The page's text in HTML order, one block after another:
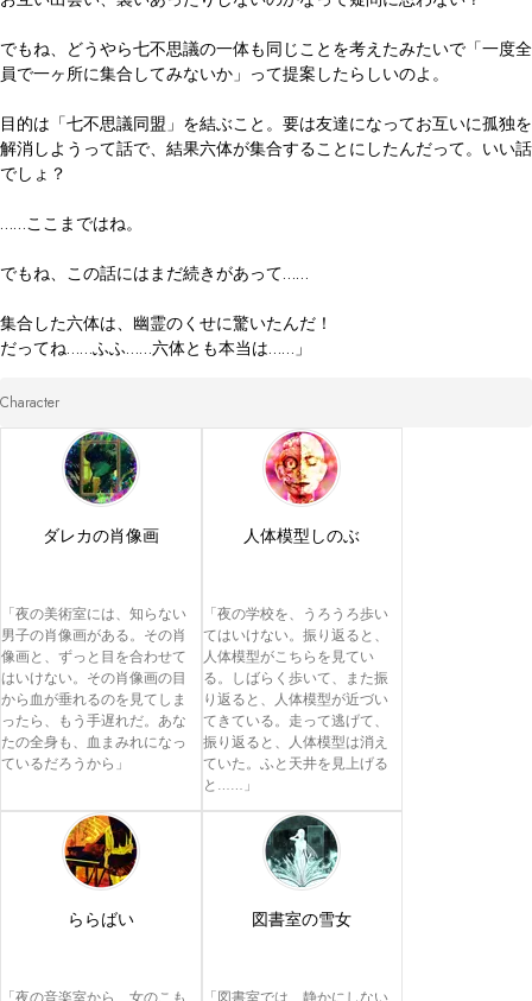
でもね、どうやら七不思議の一体も同じことを考えたみたいで「一度全
員で一ヶ所に集合してみないか」って提案したらしいのよ。
目的は「七不思議同盟」を結ぶこと。要は友達になってお互いに孤独を
解消しようって話で、結果六体が集合することにしたんだって。いい話
でしょ？
……ここまではね。
でもね、この話にはまだ続きがあって……
集合した六体は、幽霊のくせに驚いたんだ！
だってね……ふふ……六体とも本当は……」
Character
ダレカの肖像画
「夜の美術室には、知らない
男子の肖像画がある。その肖
像画と、ずっと目を合わせて
はいけない。その肖像画の目
から血が垂れるのを見てしま
ったら、もう手遅れだ。あな
たの全身も、血まみれになっ
ているだろうから」
人体模型しのぶ
「夜の学校を、うろうろ歩い
てはいけない。振り返ると、
人体模型がこちらを見てい
る。しばらく歩いて、また振
り返ると、人体模型が近づい
てきている。走って逃げて、
振り返ると、人体模型は消え
ていた。ふと天井を見上げる
と……」
ららばい 図書室の雪女